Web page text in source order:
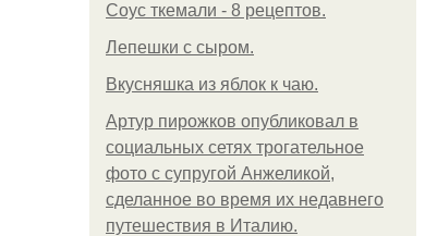
Соус ткемали - 8 рецептов.
Лепешки с сыром.
Вкусняшка из яблок к чаю.
Артур пирожков опубликовал в
социальных сетях трогательное
фото с супругой Анжеликой,
сделанное во время их недавнего
путешествия в Италию.